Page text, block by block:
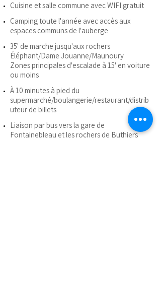
Cuisine et salle commune avec WIFI gratuit
Camping toute l'année avec accès aux
espaces communs de l'auberge
35' de marche jusqu'aux rochers
Éléphant/Dame Jouanne/Maunoury
Zones principales d'escalade à 15' en voiture
ou moins
À 10 minutes à pied du
supermarché/boulangerie/restaurant/distrib
uteur de billets
Liaison par bus vers la gare de
Fontainebleau et les rochers de Buthiers